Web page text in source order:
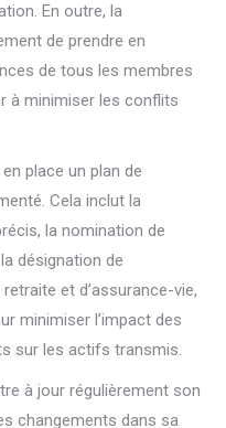
En outre, la
de prendre en
de tous les membres
à minimiser les conflits
place un plan de
Cela inclut la
la nomination de
désignation de
et d’assurance-vie,
minimiser l’impact des
sur les actifs transmis.
à jour régulièrement son
changements dans sa